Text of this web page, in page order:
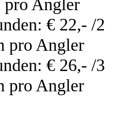
pro Angler
€ 22,- /2
pro Angler
€ 26,- /3
pro Angler